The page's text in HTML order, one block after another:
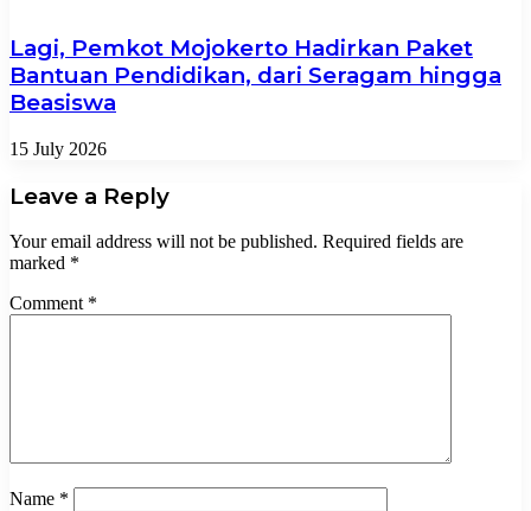
Lagi, Pemkot Mojokerto Hadirkan Paket
Bantuan Pendidikan, dari Seragam hingga
Beasiswa
15 July 2026
Leave a Reply
Your email address will not be published. Required fields are
marked *
Comment *
Name *